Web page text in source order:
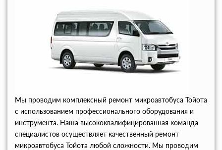
Мы проводим комплексный ремонт микроавтобуса Тойота
с использованием профессионального оборудования и
инструмента. Наша высококвалифицированная команда
специалистов осуществляет качественный ремонт
микроавтобуса Тойота любой сложности. Мы проводим